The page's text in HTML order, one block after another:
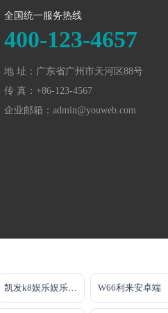
全国统一服务热线
400-123-4657
地 址：广东省广州市天河区88号
传 真：+86-123-4567
企业邮箱：admin@youweb.com
凯发k8娱乐娱乐官网 W66利来安卓端